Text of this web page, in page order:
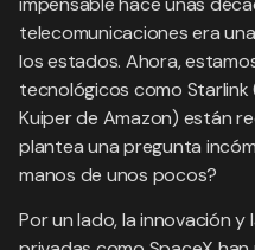
telecomunicaciones era
los estados. Ahora,
tecnológicos como
Kuiper de Amazon) están
plantea una pregunta
manos de unos pocos?
Por un lado, la innovación y